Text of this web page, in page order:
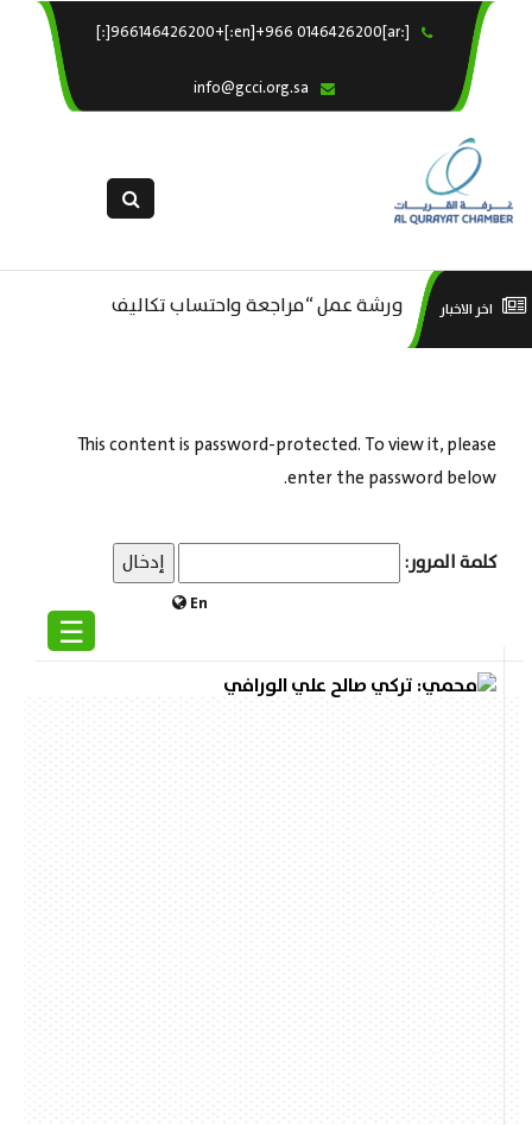
[:ar]966146426200+[:en]+966 0146426200[:]
En
☰
×
خدماتنا
التقديم الالكترونى
اخر الاخبار..
ورشة عمل “مراجعة واحتساب تكاليف
This content is password-protected. To view it, please
enter the password below.
كلمة المرور: